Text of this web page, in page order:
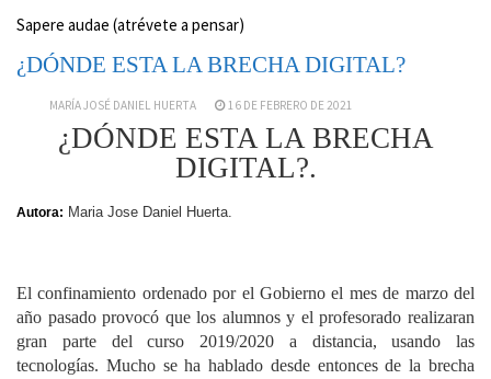
Sapere audae (atrévete a pensar)
¿DÓNDE ESTA LA BRECHA DIGITAL?
MARÍA JOSÉ DANIEL HUERTA 16 DE FEBRERO DE 2021
¿DÓNDE ESTA LA BRECHA
DIGITAL?.
Autora: Maria Jose Daniel Huerta.
El confinamiento ordenado por el Gobierno el mes de marzo del
año pasado provocó que los alumnos y el profesorado realizaran
gran parte del curso 2019/2020 a distancia, usando las
tecnologías. Mucho se ha hablado desde entonces de la brecha